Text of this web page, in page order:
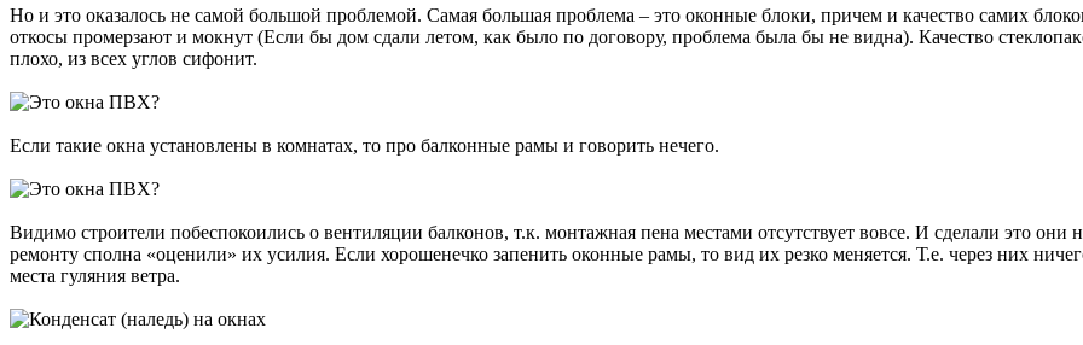
Но и это оказалось не самой большой проблемой. Самая большая проблема – это оконные блоки, причем и качество самих
откосы промерзают и мокнут (Если бы дом сдали летом, как было по договору, проблема была бы не видна). Качество
плохо, из всех углов сифонит.
Если такие окна установлены в комнатах, то про балконные рамы и говорить нечего.
Видимо строители побеспокоились о вентиляции балконов, т.к. монтажная пена местами отсутствует вовсе. И сделали это
ремонту сполна «оценили» их усилия. Если хорошенечко запенить оконные рамы, то вид их резко меняется. Т.е. через них
места гуляния ветра.